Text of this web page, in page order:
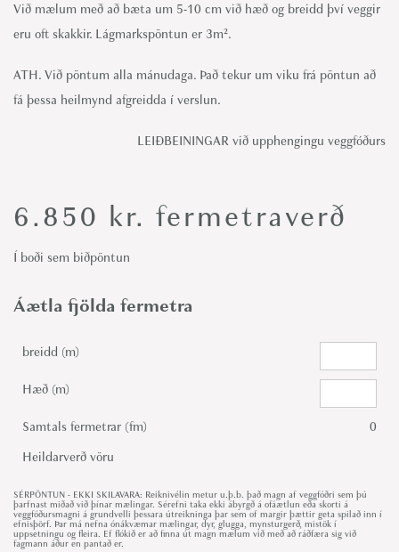
6.850 kr. fermetraverð
Við mælum með að bæta um 5-10 cm við hæð og breidd því veggir
eru oft skakkir. Lágmarkspöntun er 3m².
ATH. Við pöntum alla mánudaga. Það tekur um viku frá pöntun að
fá þessa heilmynd afgreidda í verslun.
LEIÐBEININGAR við upphengingu veggfóðurs
Í boði sem biðpöntun
Áætla fjölda fermetra
breidd (m)
Hæð (m)
Samtals fermetrar (fm)
0
Heildarverð vöru
SÉRPÖNTUN - EKKI SKILAVARA: Reiknivélin metur u.þ.b. það magn af veggfóðri sem þú
þarfnast miðað við þínar mælingar. Sérefni taka ekki ábyrgð á ofáætlun eða skorti á
veggfóðursmagni á grundvelli þessara útreikninga þar sem of margir þættir geta spilað inn í
efnisþörf. Þar má nefna ónákvæmar mælingar, dyr, glugga, mynsturgerð, mistök í
uppsetningu og fleira. Ef flókið er að finna út magn mælum við með að ráðfæra sig við
fagmann áður en pantað er.